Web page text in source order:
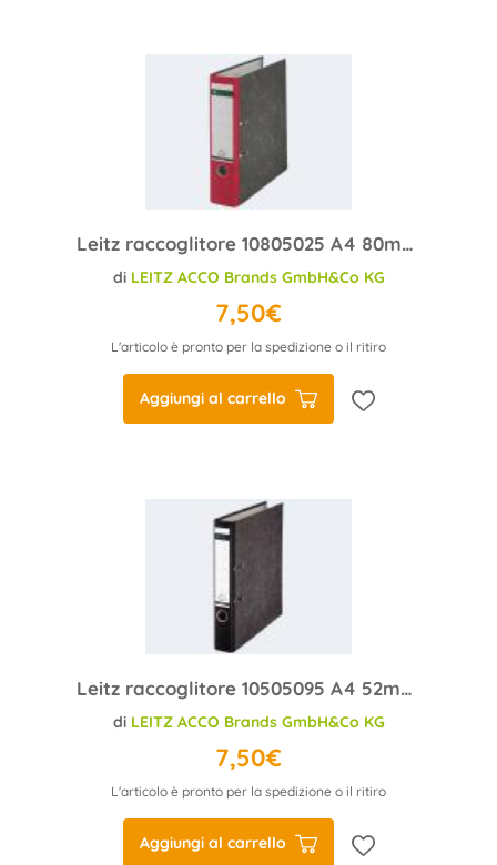
Leitz raccoglitore 10805025 A4 80mm rosso cartone
di LEITZ ACCO Brands GmbH&Co KG
7,50€
L'articolo è pronto per la spedizione o il ritiro
Aggiungi al carrello
Leitz raccoglitore 10505095 A4 52mm nero cartone
di LEITZ ACCO Brands GmbH&Co KG
7,50€
L'articolo è pronto per la spedizione o il ritiro
Aggiungi al carrello